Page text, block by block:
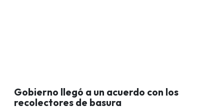
Gobierno llegó a un acuerdo con los
recolectores de basura